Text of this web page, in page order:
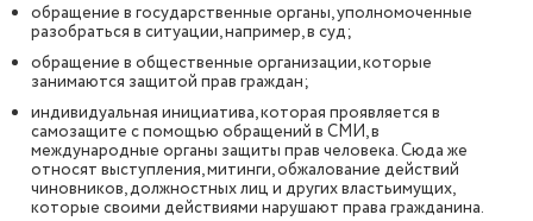
обращение в государственные органы, уполномоченные
разобраться в ситуации, например, в суд;
обращение в общественные организации, которые
занимаются защитой прав граждан;
индивидуальная инициатива, которая проявляется в
самозащите с помощью обращений в СМИ, в
международные органы защиты прав человека. Сюда же
относят выступления, митинги, обжалование действий
чиновников, должностных лиц и других властьимущих,
которые своими действиями нарушают права гражданина.